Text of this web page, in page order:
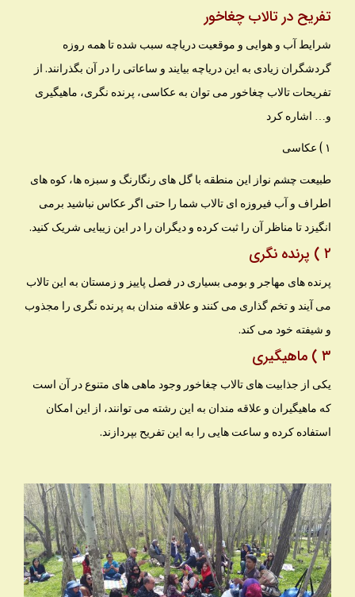
تفریح در تالاب چغاخور
شرایط آب و هوایی و موقعیت دریاچه سبب شده تا همه روزه
گردشگران زیادی به این دریاچه بیایند و ساعاتی را در آن بگذرانند. از
تفریحات تالاب چغاخور می توان به عکاسی، پرنده نگری، ماهیگیری
و… اشاره کرد
۱ ) عکاسی
طبیعت چشم نواز این منطقه با گل های رنگارنگ و سبزه ها، کوه های
اطراف و آب فیروزه ای تالاب شما را حتی اگر عکاس نباشید برمی
انگیزد تا مناظر آن را ثبت کرده و دیگران را در این زیبایی شریک کنید.
۲ ) پرنده نگری
پرنده های مهاجر و بومی بسیاری در فصل پاییز و زمستان به این تالاب
می آیند و تخم گذاری می کنند و علاقه مندان به پرنده نگری را مجذوب
و شیفته خود می کند.
۳ ) ماهیگیری
یکی از جذابیت های تالاب چغاخور وجود ماهی های متنوع در آن است
که ماهیگیران و علاقه مندان به این رشته می توانند، از این امکان
استفاده کرده و ساعت هایی را به این تفریح بپردازند.